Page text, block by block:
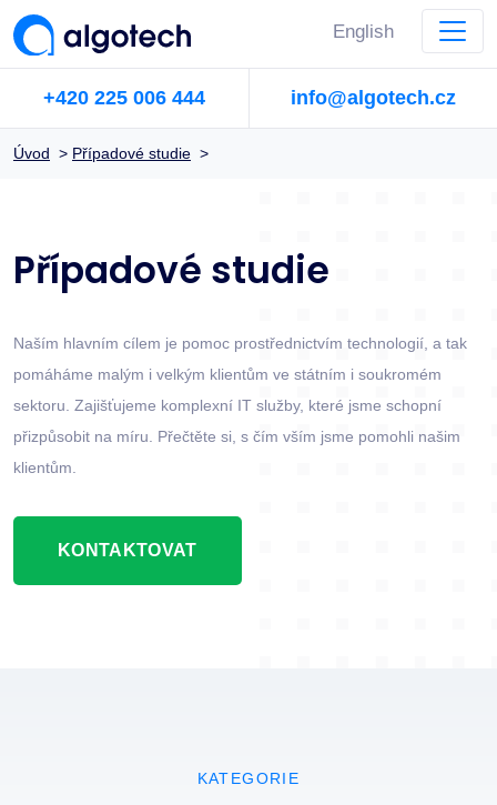
English
+420 225 006 444 info@algotech.cz
Úvod > Případové studie >
Případové studie
Naším hlavním cílem je pomoc prostřednictvím technologií, a tak
pomáháme malým i velkým klientům ve státním i soukromém
sektoru. Zajišťujeme komplexní IT služby, které jsme schopní
přizpůsobit na míru. Přečtěte si, s čím vším jsme pomohli našim
klientům.
KONTAKTOVAT
KATEGORIE